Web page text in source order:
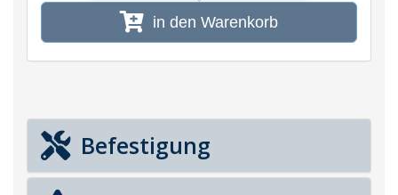
in den Warenkorb
Befestigung